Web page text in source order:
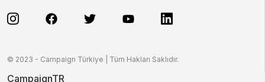
© 2023 - Campaign Türkiye | Tüm Hakları Saklıdır.
CampaignTR